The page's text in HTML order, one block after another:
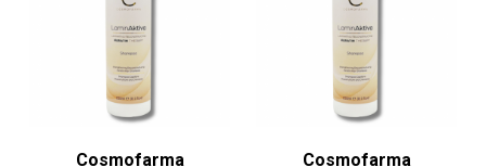
Cosmofarma
Cosmofarma